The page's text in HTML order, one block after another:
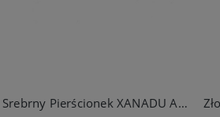
Srebrny Pierścionek XANADU Aqua